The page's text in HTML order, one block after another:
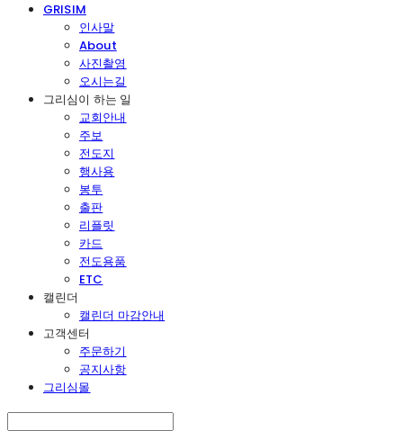
GRISIM
인사말
About
사진촬영
오시는길
그리심이 하는 일
교회안내
주보
전도지
행사용
봉투
출판
리플릿
카드
전도용품
ETC
캘린더
캘린더 마감안내
고객센터
주문하기
공지사항
그리심몰